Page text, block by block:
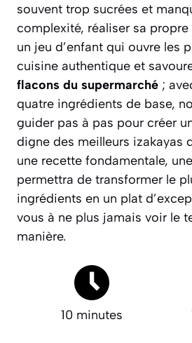
souvent trop sucrées et
complexité, réaliser sa
un jeu d’enfant qui ouvre les
cuisine authentique et
flacons du supermarché ;
quatre ingrédients de base,
guider pas à pas pour créer
digne des meilleurs izakayas
une recette fondamentale,
permettra de transformer le
ingrédients en un plat
vous à ne plus jamais voir le
manière.
10 minutes